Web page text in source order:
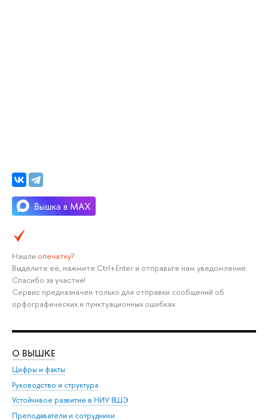
Нашли опечатку?
Выделите её, нажмите Ctrl+Enter и отправьте нам уведомление.
Спасибо за участие!
Сервис предназначен только для отправки сообщений об
орфографических и пунктуационных ошибках.
О ВЫШКЕ
Цифры и факты
Руководство и структура
Устойчивое развитие в НИУ ВШЭ
Преподаватели и сотрудники